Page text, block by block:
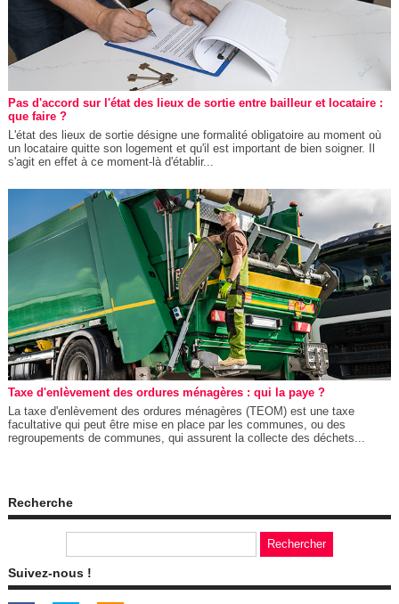
Pas d'accord sur l'état des lieux de sortie entre bailleur et locataire :
que faire ?
L'état des lieux de sortie désigne une formalité obligatoire au moment où
un locataire quitte son logement et qu'il est important de bien soigner. Il
s'agit en effet à ce moment-là d'établir...
Taxe d'enlèvement des ordures ménagères : qui la paye ?
La taxe d'enlèvement des ordures ménagères (TEOM) est une taxe
facultative qui peut être mise en place par les communes, ou des
regroupements de communes, qui assurent la collecte des déchets...
Recherche
Suivez-nous !